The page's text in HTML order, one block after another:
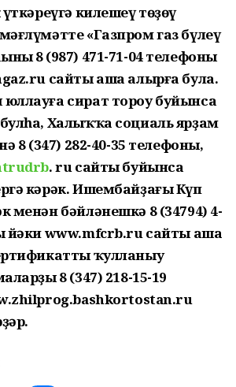
үткәреүгә килешеү төҙөү
«Газпром газ бүлеү
8 (987) 471-71-04 телефоны
сайты аша алырға була.
сират тороу буйынса
Халыҡҡа социаль ярҙам
8 (347) 282-40-35 телефоны,
. ru сайты буйынса
кәрәк. Ишембайҙағы Күп
менән бәйләнешкә 8 (34794) 4-
йәки www.mfcrb.ru сайты аша
ҡулланыу
8 (347) 218-15-19